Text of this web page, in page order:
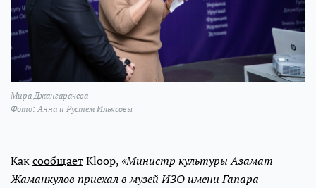
Мира Джангарачева
Фото: Анна и Рустем Ильясовы
КаксообщаетKloop, «Министр культуры Азамат
Жаманкулов приехал в музей ИЗО имени Гапара